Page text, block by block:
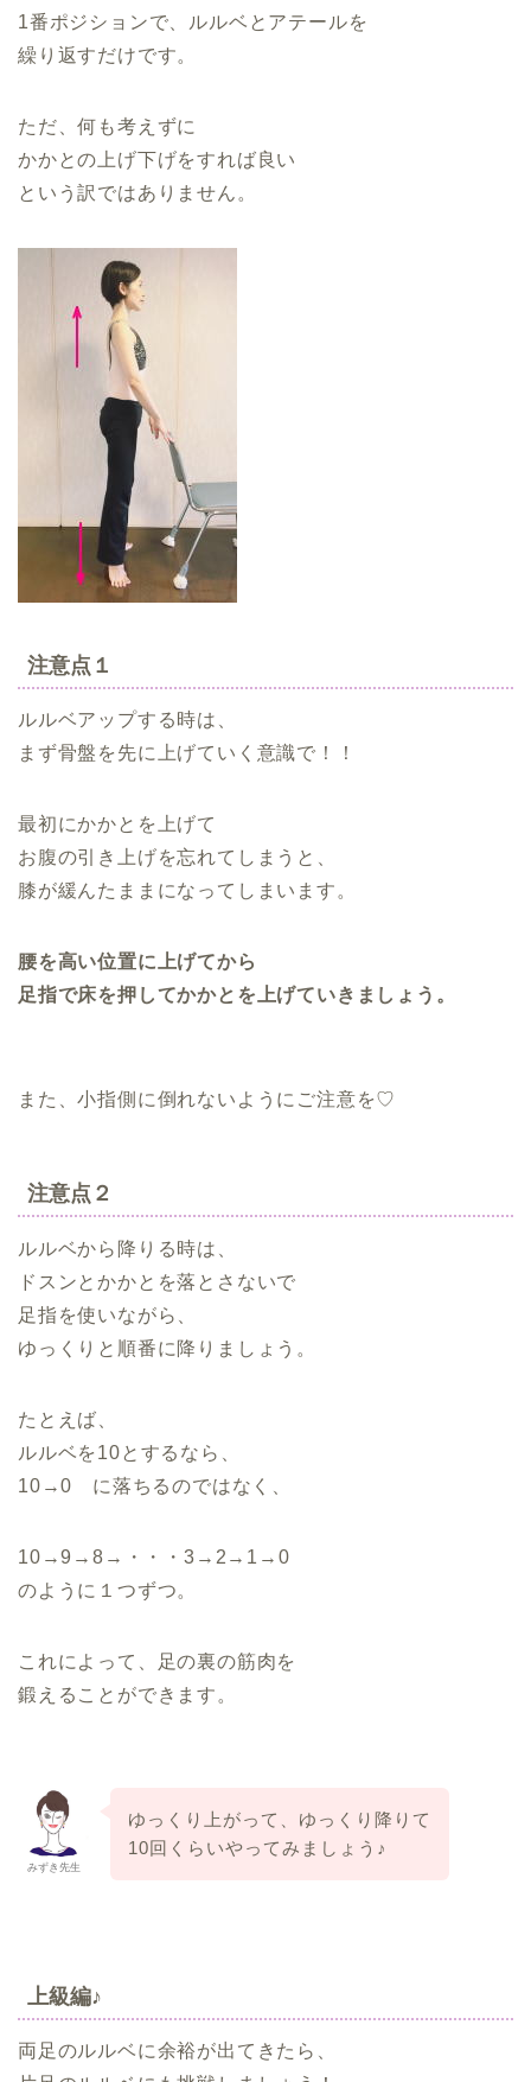
1番ポジションで、ルルベとアテールを
繰り返すだけです。
ただ、何も考えずに
かかとの上げ下げをすれば良い
という訳ではありません。
注意点１
ルルベアップする時は、
まず骨盤を先に上げていく意識で！！
最初にかかとを上げて
お腹の引き上げを忘れてしまうと、
膝が緩んたままになってしまいます。
腰を高い位置に上げてから
足指で床を押してかかとを上げていきましょう。
また、小指側に倒れないようにご注意を♡
注意点２
ルルベから降りる時は、
ドスンとかかとを落とさないで
足指を使いながら、
ゆっくりと順番に降りましょう。
たとえば、
ルルベを10とするなら、
10→0 に落ちるのではなく、
10→9→8→・・・3→2→1→0
のように１つずつ。
これによって、足の裏の筋肉を
鍛えることができます。
みずき先生
ゆっくり上がって、ゆっくり降りて
10回くらいやってみましょう♪
上級編♪
両足のルルベに余裕が出てきたら、